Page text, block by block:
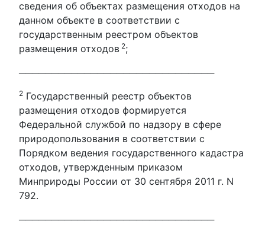
сведения об объектах размещения отходов на
данном объекте в соответствии с
государственным реестром объектов
размещения отходов 2;
──────────────────────────────
2 Государственный реестр объектов
размещения отходов формируется
Федеральной службой по надзору в сфере
природопользования в соответствии с
Порядком ведения государственного кадастра
отходов, утвержденным приказом
Минприроды России от 30 сентября 2011 г. N
792.
──────────────────────────────